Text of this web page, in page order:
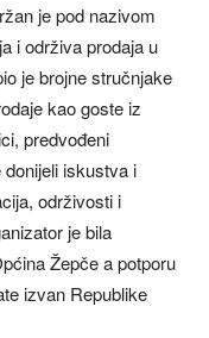
je pod nazivom
i održiva prodaja u
je brojne stručnjake
kao goste iz
predvođeni
iskustva i
održivosti i
je bila
Žepče a potporu
izvan Republike